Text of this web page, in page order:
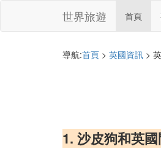
世界旅遊 首頁
導航:首頁 > 英國資訊 >
1. 沙皮狗和英